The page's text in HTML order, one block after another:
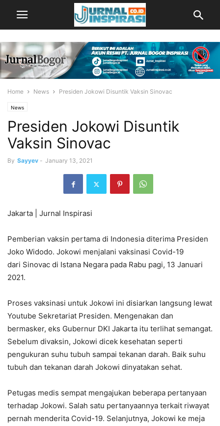
Home News Presiden Jokowi Disuntik Vaksin Sinovac
News
Presiden Jokowi Disuntik
Vaksin Sinovac
By Sayyev - January 13, 2021
Jakarta | Jurnal Inspirasi
Pemberian vaksin pertama di Indonesia diterima Presiden
Joko Widodo. Jokowi menjalani vaksinasi Covid-19
dari Sinovac di Istana Negara pada Rabu pagi, 13 Januari
2021.
Proses vaksinasi untuk Jokowi ini disiarkan langsung lewat
Youtube Sekretariat Presiden. Mengenakan dan
bermasker, eks Gubernur DKI Jakarta itu terlihat semangat.
Sebelum divaksin, Jokowi dicek kesehatan seperti
pengukuran suhu tubuh sampai tekanan darah. Baik suhu
tubuh dan tekanan darah Jokowi dinyatakan sehat.
Petugas medis sempat mengajukan beberapa pertanyaan
terhadap Jokowi. Salah satu pertanyaannya terkait riwayat
pernah menderita Covid-19. Selanjutnya, Jokowi ke meja